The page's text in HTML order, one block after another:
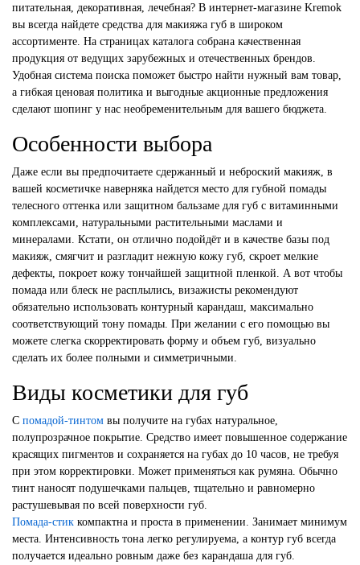
питательная, декоративная, лечебная? В интернет-магазине Kremok
вы всегда найдете средства для макияжа губ в широком
ассортименте. На страницах каталога собрана качественная
продукция от ведущих зарубежных и отечественных брендов.
Удобная система поиска поможет быстро найти нужный вам товар,
а гибкая ценовая политика и выгодные акционные предложения
сделают шопинг у нас необременительным для вашего бюджета.
Особенности выбора
Даже если вы предпочитаете сдержанный и неброский макияж, в
вашей косметичке наверняка найдется место для губной помады
телесного оттенка или защитном бальзаме для губ с витаминными
комплексами, натуральными растительными маслами и
минералами. Кстати, он отлично подойдёт и в качестве базы под
макияж, смягчит и разгладит нежную кожу губ, скроет мелкие
дефекты, покроет кожу тончайшей защитной пленкой. А вот чтобы
помада или блеск не расплылись, визажисты рекомендуют
обязательно использовать контурный карандаш, максимально
соответствующий тону помады. При желании с его помощью вы
можете слегка скорректировать форму и объем губ, визуально
сделать их более полными и симметричными.
Виды косметики для губ
С помадой-тинтом вы получите на губах натуральное,
полупрозрачное покрытие. Средство имеет повышенное содержание
красящих пигментов и сохраняется на губах до 10 часов, не требуя
при этом корректировки. Может применяться как румяна. Обычно
тинт наносят подушечками пальцев, тщательно и равномерно
растушевывая по всей поверхности губ.
Помада-стик компактна и проста в применении. Занимает минимум
места. Интенсивность тона легко регулируема, а контур губ всегда
получается идеально ровным даже без карандаша для губ.